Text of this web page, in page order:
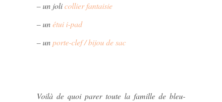
– un jolicollier fantaisie
– unétui i-pad
– unporte-clef / bijou de sac
Voilà de quoi parer toute la famille de bleu-